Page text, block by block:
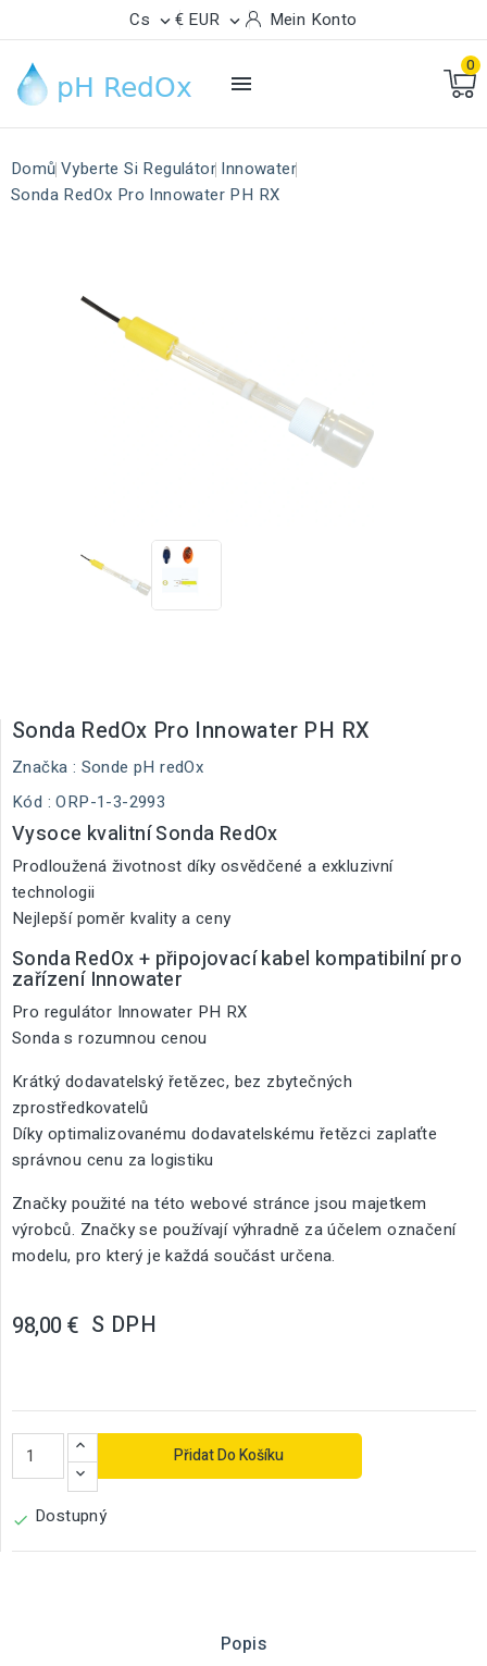
Cs  € EUR  Mein Konto

0
Domů Vyberte Si Regulátor Innowater
Sonda RedOx Pro Innowater PH RX
Sonda RedOx Pro Innowater PH RX
Značka : Sonde pH redOx
Kód : ORP-1-3-2993
Vysoce kvalitní Sonda RedOx
Prodloužená životnost díky osvědčené a exkluzivní
technologii
Nejlepší poměr kvality a ceny
Sonda RedOx + připojovací kabel kompatibilní pro
zařízení Innowater
Pro regulátor Innowater PH RX
Sonda s rozumnou cenou
Krátký dodavatelský řetězec, bez zbytečných
zprostředkovatelů
Díky optimalizovanému dodavatelskému řetězci zaplaťte
správnou cenu za logistiku
Značky použité na této webové stránce jsou majetkem
výrobců. Značky se používají výhradně za účelem označení
modelu, pro který je každá součást určena.
98,00 € S DPH
Přidat Do Košíku
 Dostupný
Popis